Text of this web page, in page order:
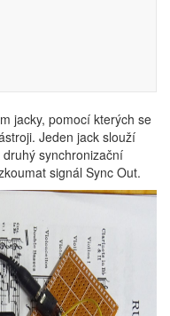
jacky, pomocí kterých se
Jeden jack slouží
synchronizační
signál Sync Out.